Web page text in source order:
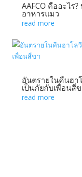
AAFCO คืออะไ
อาหารแมว
read more
อันตรายในคืนฮา
เป็นภัยกับเพื่อนสี่
read more